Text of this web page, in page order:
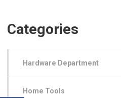
Categories
Hardware Department
Home Tools